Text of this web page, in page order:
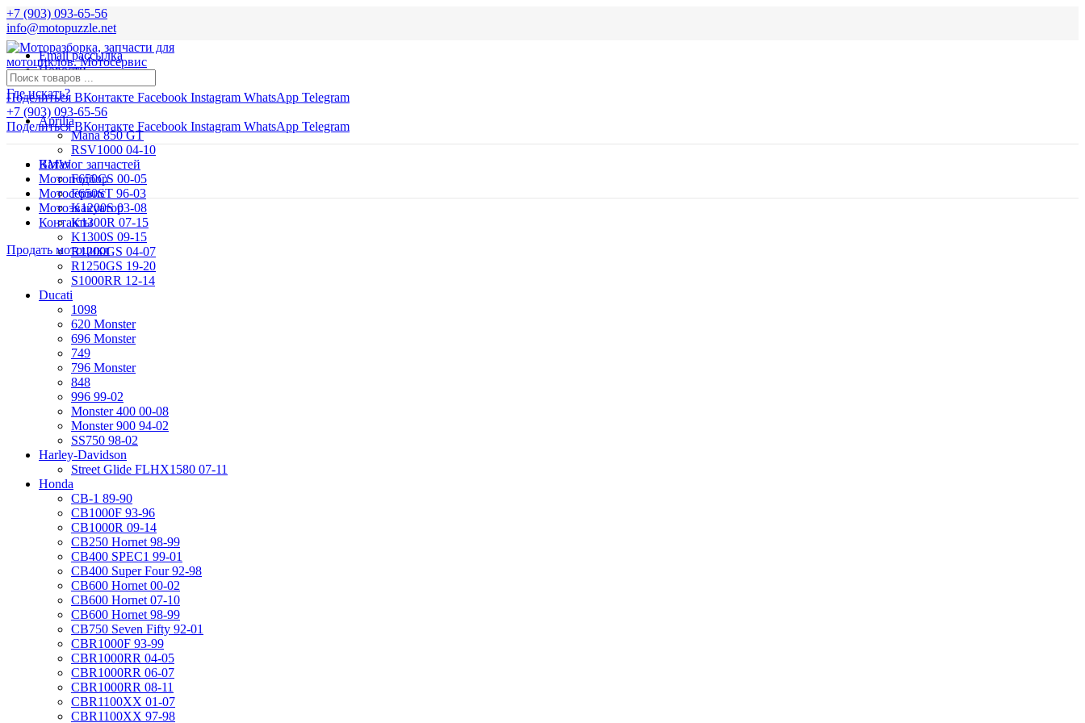
+7 (903) 093-65-56
info@motopuzzle.net
Email рассылка
Новости
Поделиться ВКонтакте Facebook Instagram WhatsApp Telegram
+7 (903) 093-65-56
Поделиться ВКонтакте Facebook Instagram WhatsApp Telegram
Где искать?
Aprilia
Mana 850 GT
RSV1000 04-10
BMW
F650CS 00-05
F650ST 96-03
K1200S 03-08
K1300R 07-15
K1300S 09-15
R1200GS 04-07
R1250GS 19-20
S1000RR 12-14
Ducati
1098
620 Monster
696 Monster
749
796 Monster
848
996 99-02
Monster 400 00-08
Monster 900 94-02
SS750 98-02
Harley-Davidson
Street Glide FLHX1580 07-11
Honda
CB-1 89-90
CB1000F 93-96
CB1000R 09-14
CB250 Hornet 98-99
CB400 SPEC1 99-01
CB400 Super Four 92-98
CB600 Hornet 00-02
CB600 Hornet 07-10
CB600 Hornet 98-99
CB750 Seven Fifty 92-01
CBR1000F 93-99
CBR1000RR 04-05
CBR1000RR 06-07
CBR1000RR 08-11
CBR1100XX 01-07
CBR1100XX 97-98
Каталог запчастей
Мотоподбор
Мотосервис
Мотоэвакуатор
Контакты
Продать мотоцикл